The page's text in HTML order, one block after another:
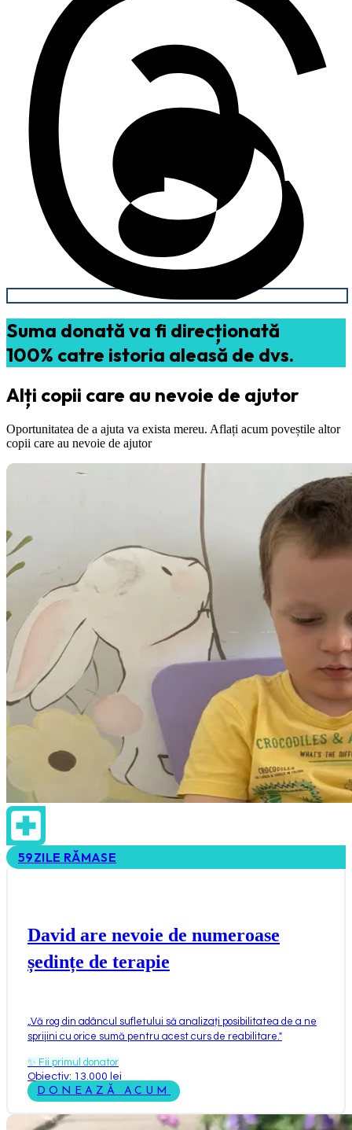
Suma donată va fi direcționată
100% catre istoria aleasă de dvs.
Alți copii care au nevoie de ajutor
Oportunitatea de a ajuta va exista mereu. Aflați acum poveștile altor
copii care au nevoie de ajutor
59ZILE RĂMASE
David are nevoie de numeroase
ședințe de terapie
Vă rog din adâncul sufletului să analizați posibilitatea de a ne
sprijini cu orice sumă pentru acest curs de reabilitare. "
✨ Fii primul donator
Obiectiv: 13.000 lei
DONEAZĂ ACUM